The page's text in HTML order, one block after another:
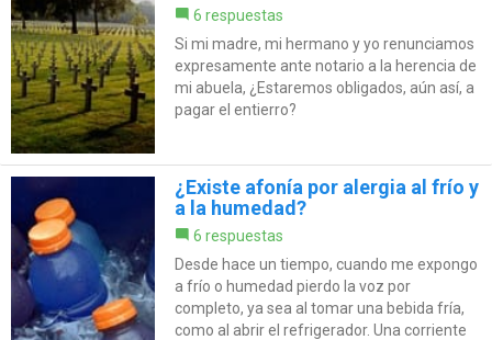
6 respuestas
Si mi madre, mi hermano y yo renunciamos
expresamente ante notario a la herencia de
mi abuela, ¿Estaremos obligados, aún así, a
pagar el entierro?
¿Existe afonía por alergia al frío y
a la humedad?
6 respuestas
Desde hace un tiempo, cuando me expongo
a frío o humedad pierdo la voz por
completo, ya sea al tomar una bebida fría,
como al abrir el refrigerador. Una corriente